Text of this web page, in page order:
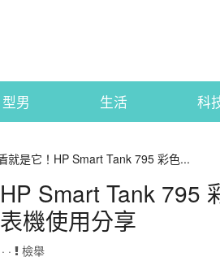
型男 生活 科
就是它！HP Smart Tank 795 彩色...
Smart Tank 795
機使用分享
· 檢舉